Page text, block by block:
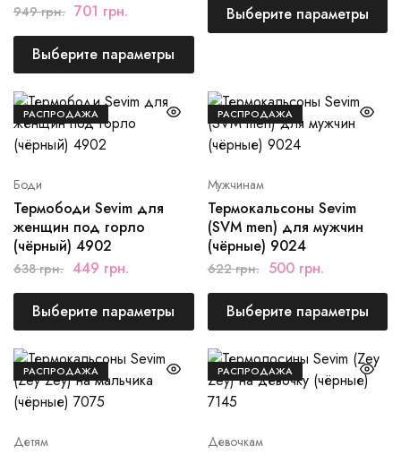
949грн. 701 грн.
Выберите параметры
Выберите параметры
РАСПРОДАЖА
Боди
Термободи Sevim для
женщин под горло
(чёрный) 4902
638грн. 449 грн.
Выберите параметры
РАСПРОДАЖА
Мужчинам
Термокальсоны Sevim
(SVM men) для мужчин
(чёрные) 9024
622грн. 500 грн.
Выберите параметры
РАСПРОДАЖА
Детям
РАСПРОДАЖА
Девочкам